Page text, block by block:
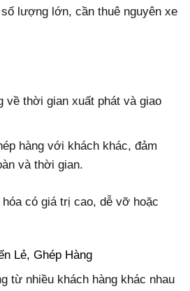
lượng lớn, cần thuê nguyên xe
về thời gian xuất phát và giao
hàng với khách khác, đảm
và thời gian.
có giá trị cao, dễ vỡ hoặc
Lẻ, Ghép Hàng
từ nhiều khách hàng khác nhau